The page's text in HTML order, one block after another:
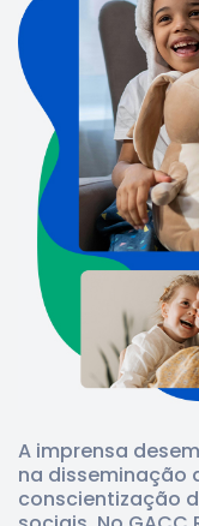
A imprensa
na disseminação
conscientização